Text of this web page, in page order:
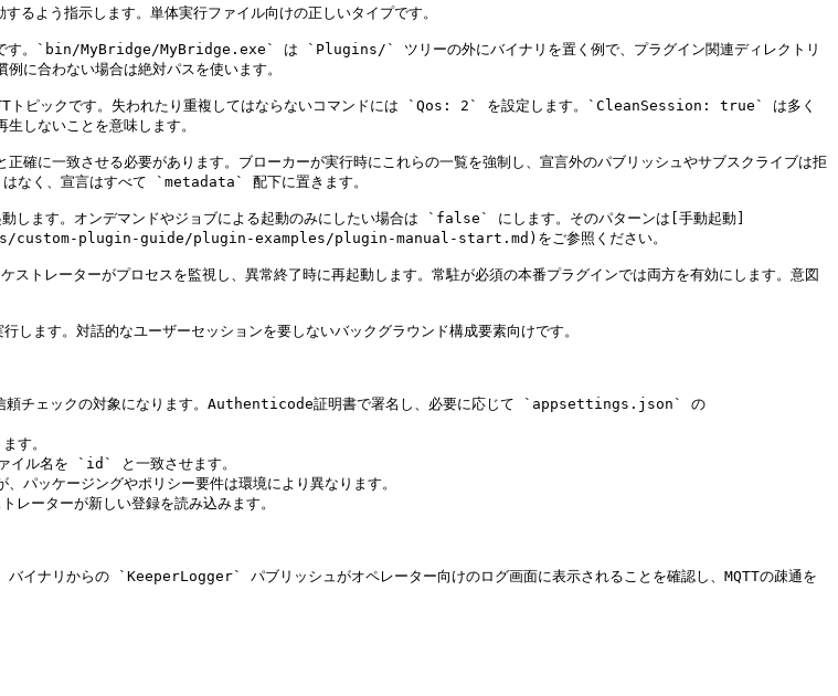
う指示します。単体実行ファイル向けの正しいタイプです。
す。`bin/MyBridge/MyBridge.exe` は `Plugins/` ツリーの外にバイナリを置く例で、プラグイン関連ディレクトリ
に合わない場合は絶対パスを使います。
トピックです。失われたり重複してはならないコマンドには `Qos: 2` を設定します。`CleanSession: true` は多く
しないことを意味します。
一致させる必要があります。ブローカーが実行時にこれらの一覧を強制し、宣言外のパブリッシュやサブスクライブは拒
なく、宣言はすべて `metadata` 配下に置きます。
す。オンデマンドやジョブによる起動のみにしたい場合は `false` にします。そのパターンは[手動起動]
plugin-guide/plugin-examples/plugin-manual-start.md)をご参照ください。
プロセスを監視し、異常終了時に再起動します。常駐が必須の本番プラグインでは両方を有効にします。意図
。対話的なユーザーセッションを要しないバックグラウンド構成要素向けです。
頼チェックの対象になります。Authenticode証明書で署名し、必要に応じて `appsettings.json` の
す。
ル名を `id` と一致させます。
ッケージングやポリシー要件は環境により異なります。
ーターが新しい登録を読み込みます。
バイナリからの `KeeperLogger` パブリッシュがオペレーター向けのログ画面に表示されることを確認し、MQTTの疎通を